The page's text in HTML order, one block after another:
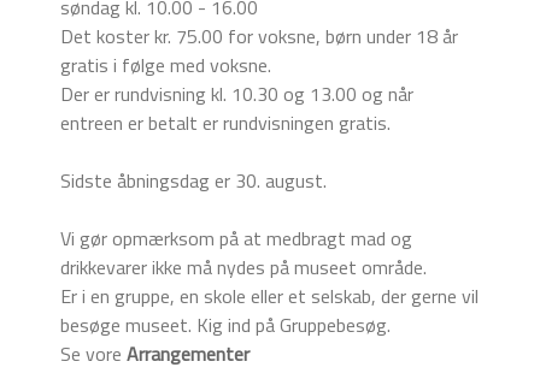
søndag kl. 10.00 - 16.00
Det koster kr. 75.00 for voksne, børn under 18 år
gratis i følge med voksne.
Der er rundvisning kl. 10.30 og 13.00 og når
entreen er betalt er rundvisningen gratis.
Sidste åbningsdag er 30. august.
Vi gør opmærksom på at medbragt mad og
drikkevarer ikke må nydes på museet område.
Er i en gruppe, en skole eller et selskab, der gerne vil
besøge museet. Kig ind på Gruppebesøg.
Se vore Arrangementer